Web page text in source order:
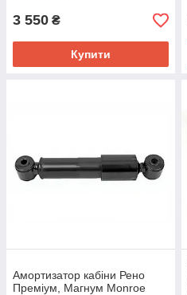
3 550 ₴
Купити
Амортизатор кабіни Рено
Преміум, Магнум Monroe